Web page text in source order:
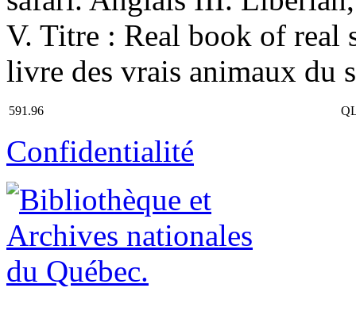
V. Titre : Real book of real
livre des vrais animaux du
591.96
Confidentialité